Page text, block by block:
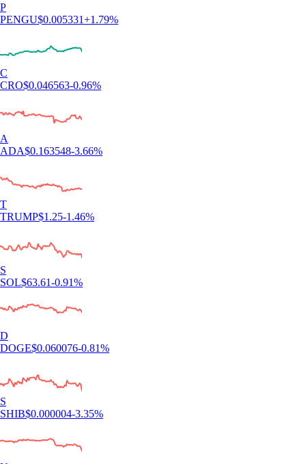
P
PENGU$0.005331+1.79%
C
CRO$0.046563-0.96%
A
ADA$0.163548-3.66%
T
TRUMP$1.25-1.46%
S
SOL$63.61-0.91%
D
DOGE$0.060076-0.81%
S
SHIB$0.000004-3.35%